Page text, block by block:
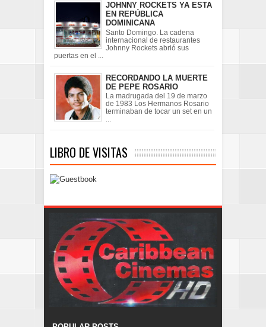
JOHNNY ROCKETS YA ESTA
EN REPÚBLICA
DOMINICANA
Santo Domingo. La cadena
internacional de restaurantes
Johnny Rockets abrió sus
puertas en el ...
RECORDANDO LA MUERTE
DE PEPE ROSARIO
La madrugada del 19 de marzo
de 1983 Los Hermanos Rosario
terminaban de tocar un set en un
...
LIBRO DE VISITAS